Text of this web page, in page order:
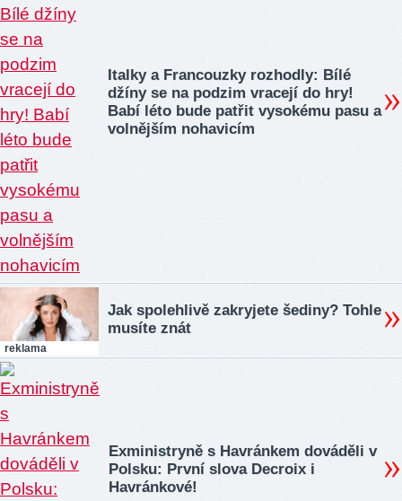
Italky a Francouzky rozhodly: Bílé
džíny se na podzim vracejí do hry!
Babí léto bude patřit vysokému pasu a
volnějším nohavicím
reklama
Jak spolehlivě zakryjete šediny? Tohle
musíte znát
Exministryně s Havránkem dováděli v
Polsku: První slova Decroix i
Havránkové!